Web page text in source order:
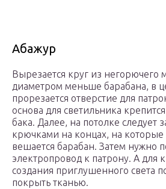
Абажур
Вырезается круг из негорючего
диаметром меньше барабана, в
прорезается отверстие для
основа для светильника
бака. Далее, на потолке следует
крючками на концах, на которые
вешается барабан. Затем нужно
электропровод к патрону. А для
создания приглушенного света
покрыть тканью.